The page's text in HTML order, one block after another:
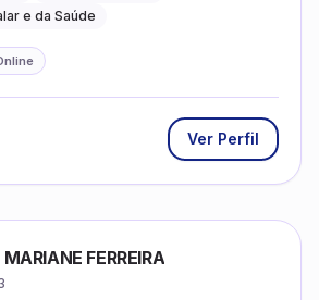
e da Saúde
Ver Perfil
FERREIRA